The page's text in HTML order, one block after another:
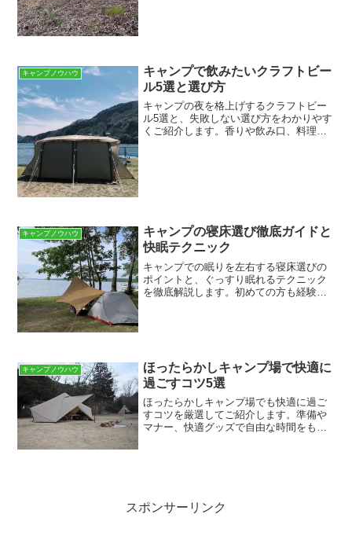
キャンプノウハウ
キャンプで飲みたいクラフトビー
ル5選と選び方
キャンプの夜を格上げするクラフトビー
ル5選と、失敗しない選び方をわかりやす
くご紹介します。香りや飲み口、料理と
キャンプノウハウ
キャンプの寝床選び徹底ガイドと
快眠テクニック
キャンプでの眠りを左右する寝床選びの
ポイントと、ぐっすり眠れるテクニック
を徹底解説します。初めての方も経験者
キャンプノウハウ
ほったらかしキャンプ場で快適に
過ごすコツ5選
ほったらかしキャンプ場でも快適に過ご
すコツを厳選してご紹介します。準備や
マナー、快適グッズで自由な時間をもっ
スポンサーリンク